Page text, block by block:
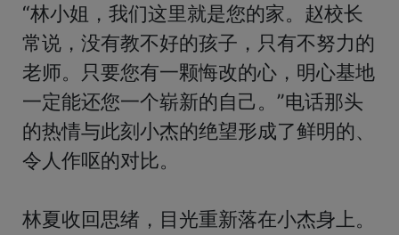
“林小姐，我们这里就是您的家。赵校长
常说，没有教不好的孩子，只有不努力的
老师。只要您有一颗悔改的心，明心基地
一定能还您一个崭新的自己。”电话那头
的热情与此刻小杰的绝望形成了鲜明的、
令人作呕的对比。
林夏收回思绪，目光重新落在小杰身上。